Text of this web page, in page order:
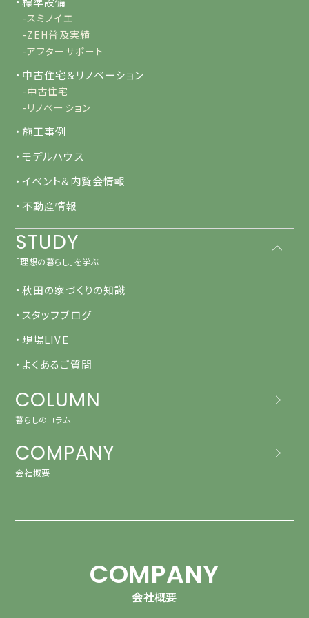
-スミノイエ
-ZEH普及実績
-アフターサポート
・中古住宅＆リノベーション
-中古住宅
-リノベーション
・施工事例
・モデルハウス
・イベント&内覧会情報
・不動産情報
STUDY
「理想の暮らし」を学ぶ
・秋田の家づくりの知識
・スタッフブログ
・現場LIVE
・よくあるご質問
COLUMN
暮らしのコラム
COMPANY
会社概要
COMPANY
会社概要